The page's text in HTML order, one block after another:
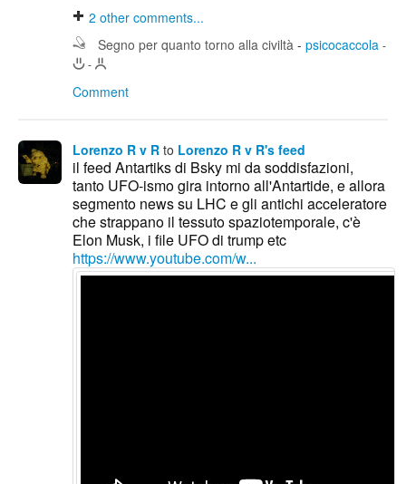
2 other comments...
Segno per quanto torno alla civiltà - psicocaccola -
-
Comment
Lorenzo R v R to Lorenzo R v R's feed
il feed Antartiks di Bsky mi da soddisfazioni,
tanto UFO-ismo gira intorno all'Antartide, e allora
segmento news su LHC e gli antichi acceleratore
che strappano il tessuto spaziotemporale, c'è
Elon Musk, i file UFO di trump etc
https://www.youtube.com/w...